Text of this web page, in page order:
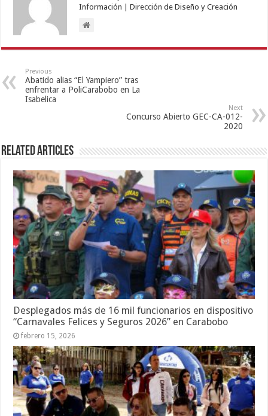
Información | Dirección de Diseño y Creación
Previous
Abatido alias “El Yampiero” tras
enfrentar a PoliCarabobo en La
Isabelica
Next
Concurso Abierto GEC-CA-012-
2020
Related Articles
Desplegados más de 16 mil funcionarios en dispositivo
“Carnavales Felices y Seguros 2026” en Carabobo
febrero 15, 2026